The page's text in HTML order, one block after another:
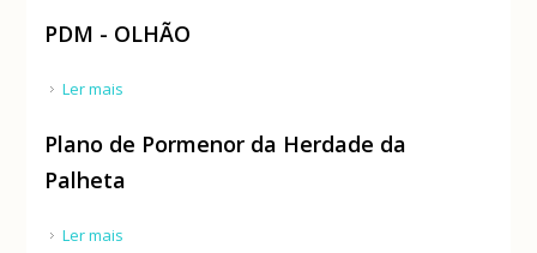
PDM - OLHÃO
Ler mais
Plano de Pormenor da Herdade da
Palheta
Ler mais